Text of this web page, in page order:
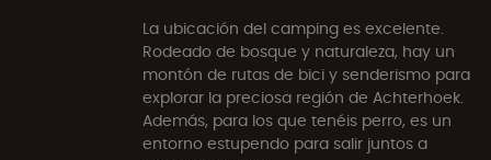
La ubicación del camping es excelente.
Rodeado de bosque y naturaleza, hay un
montón de rutas de bici y senderismo para
explorar la preciosa región de Achterhoek.
Además, para los que tenéis perro, es un
entorno estupendo para salir juntos a